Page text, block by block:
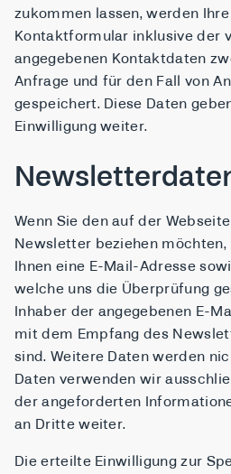
zukommen lassen, werden
Kontaktformular inklusive der
angegebenen Kontaktdaten
Anfrage und für den Fall von
gespeichert. Diese Daten
Einwilligung weiter.
Wenn Sie den auf der
Newsletter beziehen
Ihnen eine E-Mail-Adresse
welche uns die Überprüfung
Inhaber der angegebenen E-
mit dem Empfang des
sind. Weitere Daten werden
Daten verwenden wir
der angeforderten
an Dritte weiter.
Die erteilte Einwilligung zur